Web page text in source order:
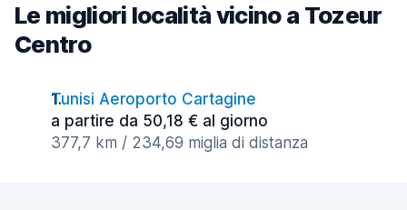
Le migliori località vicino a Tozeur
Centro
Tunisi Aeroporto Cartagine
a partire da 50,18 € al giorno
377,7 km / 234,69 miglia di distanza